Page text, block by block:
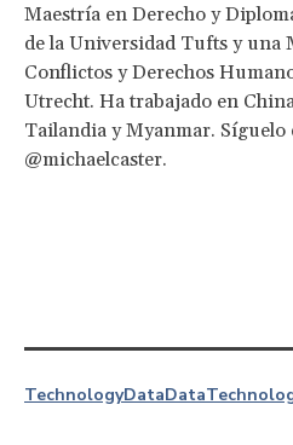
Maestría en Derecho y
de la Universidad Tufts y una
Conflictos y Derechos
Utrecht. Ha trabajado en
Tailandia y Myanmar.
@michaelcaster.
TechnologyDataData